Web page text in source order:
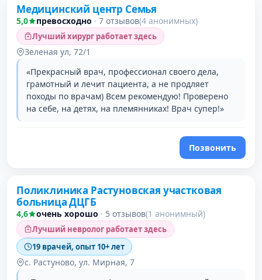
Медицинский центр Семья
5,0 превосходно · 7 отзывов(4 анонимных)
Лучший хирург работает здесь
Зеленая ул, 72/1
«Прекрасный врач, профессионал своего дела,
грамотный и лечит пациента, а не продляет
походы по врачам) Всем рекомендую! Проверено
на себе, на детях, на племянниках! Врач супер!»
Позвонить
Поликлиника Растуновская участковая
больница ДЦГБ
4,6 очень хорошо · 5 отзывов(1 анонимный)
Лучший невролог работает здесь
19 врачей, опыт 10+ лет
с. Растуново, ул. Мирная, 7